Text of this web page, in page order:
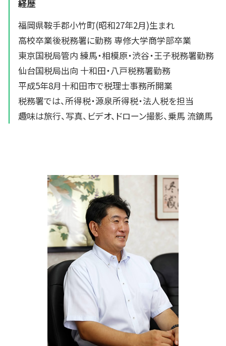
経歴
福岡県鞍手郡小竹町(昭和27年2月)生まれ
高校卒業後税務署に勤務 専修大学商学部卒業
東京国税局管内 練馬・相模原・渋谷・王子税務署勤務
仙台国税局出向 十和田・八戸税務署勤務
平成5年8月十和田市で税理士事務所開業
税務署では、所得税・源泉所得税・法人税を担当
趣味は旅行、写真、ビデオ、ドローン撮影、乗馬 流鏑馬